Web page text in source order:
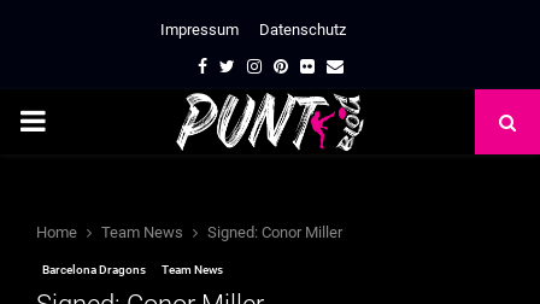
Impressum Datenschutz
Facebook
TwitterInstagram
Pinterest
FlickrEmail
PRIMARY
Home Team News Signed: Conor Miller
Barcelona Dragons Team News